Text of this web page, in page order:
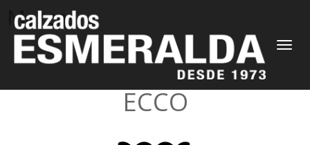
CAMBIAR
Marcas
ECCO